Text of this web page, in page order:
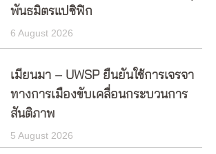
พันธมิตรแปซิฟิก
6 August 2026
เมียนมา – UWSP ยืนยันใช้การเจรจา
ทางการเมืองขับเคลื่อนกระบวนการ
สันติภาพ
5 August 2026